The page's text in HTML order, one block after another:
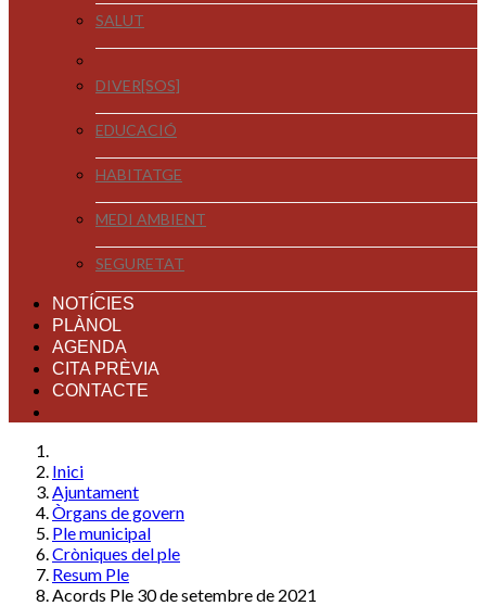
SALUT
DIVER[SOS]
EDUCACIÓ
HABITATGE
MEDI AMBIENT
SEGURETAT
NOTÍCIES
PLÀNOL
AGENDA
CITA PRÈVIA
CONTACTE
Inici
Ajuntament
Òrgans de govern
Ple municipal
Cròniques del ple
Resum Ple
Acords Ple 30 de setembre de 2021